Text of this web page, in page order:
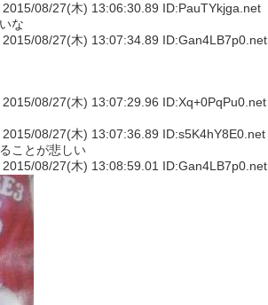
08/27(木) 13:06:30.89 ID:PauTYkjga.net
な
08/27(木) 13:07:34.89 ID:Gan4LB7p0.net
08/27(木) 13:07:29.96 ID:Xq+0PqPu0.net
08/27(木) 13:07:36.89 ID:s5K4hY8E0.net
ことが悲しい
08/27(木) 13:08:59.01 ID:Gan4LB7p0.net